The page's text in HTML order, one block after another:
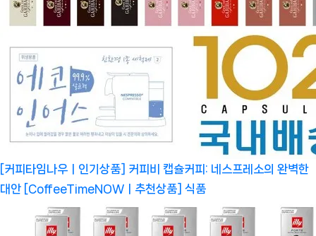
[커피타임나우ㅣ인기상품] 커피비 캡슐커피: 네스프레소의 완벽한
대안 [CoffeeTimeNOWㅣ추천상품] 식품